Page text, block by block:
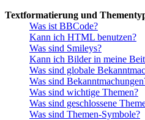
Textformatierung und
Was ist BBCode?
Kann ich HTML benutzen?
Was sind Smileys?
Kann ich Bilder in meine
Was sind globale
Was sind
Was sind wichtige Themen?
Was sind geschlossene
Was sind Themen-Symbole?